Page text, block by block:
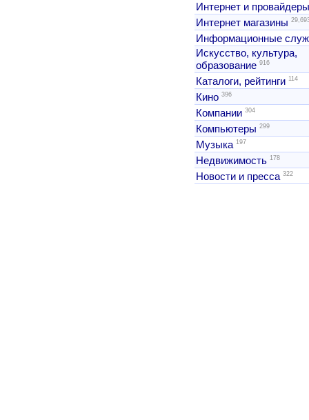
Интернет и провайдеры
Интернет магазины
Информационные
Искусство, культура,
образование 916
Каталоги, рейтинги 114
Кино 396
Компании 304
Компьютеры 299
Музыка 197
Недвижимость 178
Новости и пресса 322